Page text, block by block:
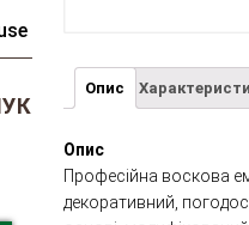
Опис
Опис
Професійна воскова
декоративний,